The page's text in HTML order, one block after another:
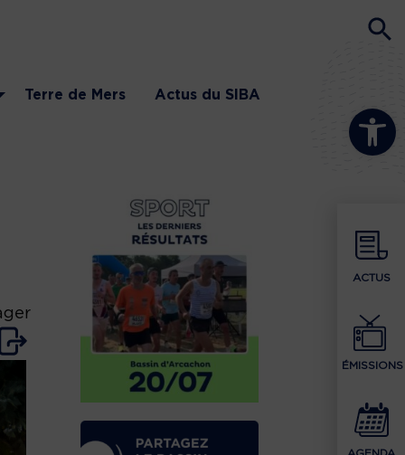
Ouvrir la
ACTUS
ÉMISSIONS
Terre de Mers Actus du SIBA